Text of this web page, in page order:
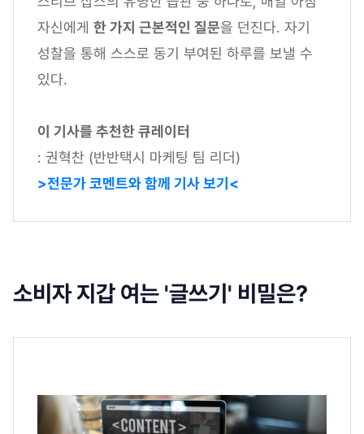
자신에게 한 가지 근본적인 질문을 던진다. 자기
성찰을 통해 스스로 동기 부여된 하루를 보낼 수
있다.
이 기사를 추천한 큐레이터
: 권혁찬 (반반택시 마케팅 팀 리더)
>전문가 코멘트와 함께 기사 보기<
소비자 지갑 여는 '글쓰기' 비밀은?